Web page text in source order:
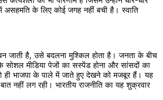
असहमति के लिए कोई जगह नहीं बची है। स्वाति
जाती है, उसे बदलना मुश्किल होता है। जनता के बीच
सोशल मीडिया पेजों का सस्पेंड होना और सांसदों का
ही भाजपा के पाले में जाते हुए देखने को मजबूर हैं। यह
लग रही। भारतीय राजनीति का यह शुक्रवार